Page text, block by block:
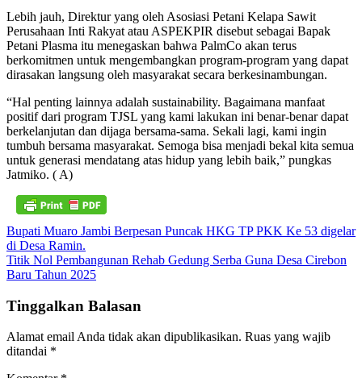
Lebih jauh, Direktur yang oleh Asosiasi Petani Kelapa Sawit
Perusahaan Inti Rakyat atau ASPEKPIR disebut sebagai Bapak
Petani Plasma itu menegaskan bahwa PalmCo akan terus
berkomitmen untuk mengembangkan program-program yang dapat
dirasakan langsung oleh masyarakat secara berkesinambungan.
“Hal penting lainnya adalah sustainability. Bagaimana manfaat
positif dari program TJSL yang kami lakukan ini benar-benar dapat
berkelanjutan dan dijaga bersama-sama. Sekali lagi, kami ingin
tumbuh bersama masyarakat. Semoga bisa menjadi bekal kita semua
untuk generasi mendatang atas hidup yang lebih baik,” pungkas
Jatmiko. ( A)
Navigasi
pos
Bupati Muaro Jambi Berpesan Puncak HKG TP PKK Ke 53 digelar
di Desa Ramin.
Titik Nol Pembangunan Rehab Gedung Serba Guna Desa Cirebon
Baru Tahun 2025
Tinggalkan Balasan
Alamat email Anda tidak akan dipublikasikan. Ruas yang wajib
ditandai *